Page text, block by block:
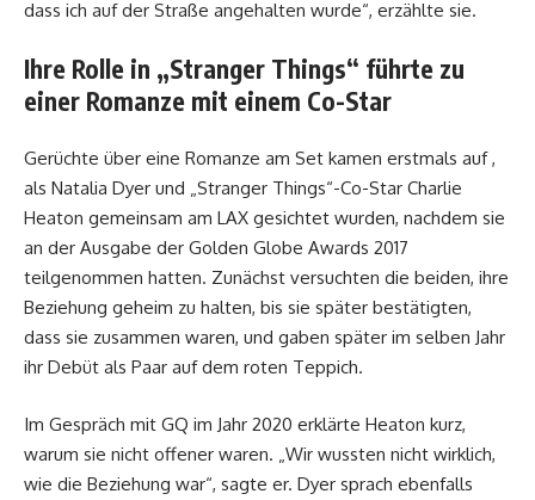
dass ich auf der Straße angehalten wurde“, erzählte sie.
Ihre Rolle in „Stranger Things“ führte zu
einer Romanze mit einem Co-Star
Gerüchte über eine Romanze am Set kamen erstmals auf ,
als Natalia Dyer und „Stranger Things“-Co-Star Charlie
Heaton gemeinsam am LAX gesichtet wurden, nachdem sie
an der Ausgabe der Golden Globe Awards 2017
teilgenommen hatten. Zunächst versuchten die beiden, ihre
Beziehung geheim zu halten, bis sie später bestätigten,
dass sie zusammen waren, und gaben später im selben Jahr
ihr Debüt als Paar auf dem roten Teppich.
Im Gespräch mit GQ im Jahr 2020 erklärte Heaton kurz,
warum sie nicht offener waren. „Wir wussten nicht wirklich,
wie die Beziehung war“, sagte er. Dyer sprach ebenfalls